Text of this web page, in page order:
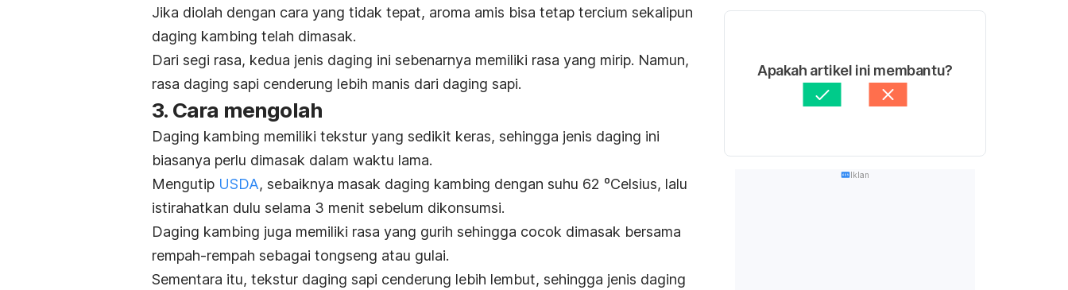
Jika diolah dengan cara yang tidak tepat, aroma amis bisa tetap tercium sekalipun
daging kambing telah dimasak.
Dari segi rasa, kedua jenis daging ini sebenarnya memiliki rasa yang mirip. Namun,
rasa daging sapi cenderung lebih manis dari daging sapi.
3. Cara mengolah
Daging kambing memiliki tekstur yang sedikit keras, sehingga jenis daging ini
biasanya perlu dimasak dalam waktu lama.
Mengutip USDA, sebaiknya masak daging kambing dengan suhu 62 ºCelsius, lalu
istirahatkan dulu selama 3 menit sebelum dikonsumsi.
Daging kambing juga memiliki rasa yang gurih sehingga cocok dimasak bersama
rempah-rempah sebagai tongseng atau gulai.
Sementara itu, tekstur daging sapi cenderung lebih lembut, sehingga jenis daging
Apakah artikel ini membantu?
Iklan